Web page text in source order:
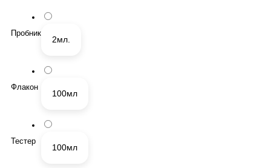
Пробник
2мл.
Флакон
100мл
Тестер
100мл